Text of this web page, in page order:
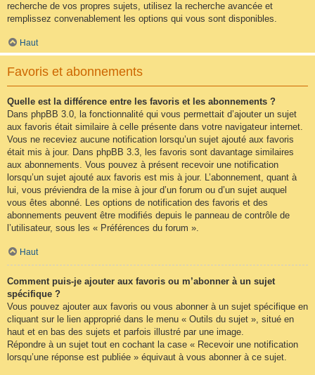
recherche de vos propres sujets, utilisez la recherche avancée et
remplissez convenablement les options qui vous sont disponibles.
Haut
Favoris et abonnements
Quelle est la différence entre les favoris et les abonnements ?
Dans phpBB 3.0, la fonctionnalité qui vous permettait d’ajouter un sujet
aux favoris était similaire à celle présente dans votre navigateur internet.
Vous ne receviez aucune notification lorsqu’un sujet ajouté aux favoris
était mis à jour. Dans phpBB 3.3, les favoris sont davantage similaires
aux abonnements. Vous pouvez à présent recevoir une notification
lorsqu’un sujet ajouté aux favoris est mis à jour. L’abonnement, quant à
lui, vous préviendra de la mise à jour d’un forum ou d’un sujet auquel
vous êtes abonné. Les options de notification des favoris et des
abonnements peuvent être modifiés depuis le panneau de contrôle de
l’utilisateur, sous les « Préférences du forum ».
Haut
Comment puis-je ajouter aux favoris ou m’abonner à un sujet
spécifique ?
Vous pouvez ajouter aux favoris ou vous abonner à un sujet spécifique en
cliquant sur le lien approprié dans le menu « Outils du sujet », situé en
haut et en bas des sujets et parfois illustré par une image.
Répondre à un sujet tout en cochant la case « Recevoir une notification
lorsqu’une réponse est publiée » équivaut à vous abonner à ce sujet.